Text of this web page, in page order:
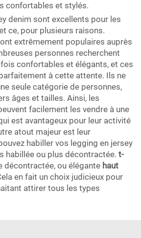
confortables et stylés.
denim sont excellents pour les
ce, pour plusieurs raisons.
extrêmement populaires auprès
personnes recherchent
confortables et élégants, et ces
à cette attente. Ils ne
seule catégorie de personnes,
âges et tailles. Ainsi, les
facilement les vendre à une
est avantageux pour leur activité
atout majeur est leur
habiller vos legging en jersey
habillée ou plus décontractée. t-
décontractée, ou élégante haut
en fait un choix judicieux pour
attirer tous les types